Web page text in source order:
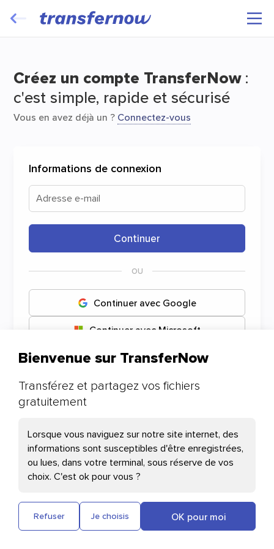
gratuitement
Démarrer
Créez un compte TransferNow:
c'est simple, rapide et sécurisé
Vous en avez déjà un ? Connectez-vous
Informations de connexion
Adresse e-mail
Continuer
Continuer avec Google
Continuer avec Microsoft
Continuer avec Apple
Bienvenue sur TransferNow
Transférez et partagez vos fichiers
gratuitement
Lorsque vous naviguez sur notre site internet, des
informations sont susceptibles d'être enregistrées,
ou lues, dans votre terminal, sous réserve de vos
choix. C'est ok pour vous ?
Refuser Je choisis OK pour moi
Les cookies nécessaires
Cloudflare : Ce cookie aide au chargement
utilisateurs